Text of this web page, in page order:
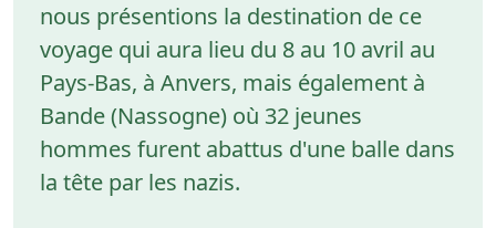
nous présentions la destination de ce
voyage qui aura lieu du 8 au 10 avril au
Pays-Bas, à Anvers, mais également à
Bande (Nassogne) où 32 jeunes
hommes furent abattus d'une balle dans
la tête par les nazis.